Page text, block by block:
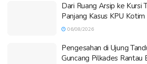
Dari Ruang Arsip ke Kursi
Panjang Kasus KPU
06/08/2026
Pengesahan di Ujung
Guncang Pilkades Rantau